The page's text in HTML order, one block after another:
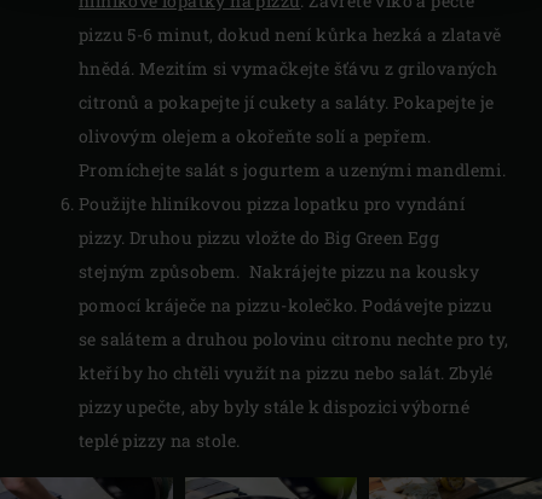
pizzu 5-6 minut, dokud není kůrka hezká a zlatavě
hnědá. Mezitím si vymačkejte šťávu z grilovaných
citronů a pokapejte jí cukety a saláty. Pokapejte je
olivovým olejem a okořeňte solí a pepřem.
Promíchejte salát s jogurtem a uzenými mandlemi.
Použijte hliníkovou pizza lopatku pro vyndání
pizzy. Druhou pizzu vložte do Big Green Egg
stejným způsobem. Nakrájejte pizzu na kousky
pomocí kráječe na pizzu-kolečko. Podávejte pizzu
se salátem a druhou polovinu citronu nechte pro ty,
kteří by ho chtěli využít na pizzu nebo salát. Zbylé
pizzy upečte, aby byly stále k dispozici výborné
teplé pizzy na stole.